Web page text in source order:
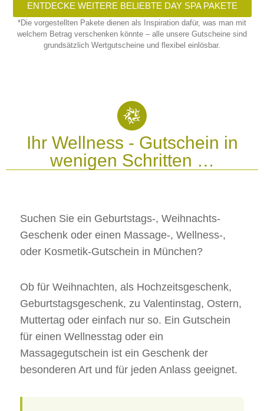
ENTDECKE WEITERE BELIEBTE DAY SPA PAKETE
*Die vorgestellten Pakete dienen als Inspiration dafür, was man mit
welchem Betrag verschenken könnte – alle unsere Gutscheine sind
grundsätzlich Wertgutscheine und flexibel einlösbar.
Ihr Wellness - Gutschein in
wenigen Schritten …
Suchen Sie ein Geburtstags-, Weihnachts-
Geschenk oder einen Massage-, Wellness-,
oder Kosmetik-Gutschein in München?
Ob für Weihnachten, als Hochzeitsgeschenk,
Geburtstagsgeschenk, zu Valentinstag, Ostern,
Muttertag oder einfach nur so. Ein Gutschein
für einen Wellnesstag oder ein
Massagegutschein ist ein Geschenk der
besonderen Art und für jeden Anlass geeignet.